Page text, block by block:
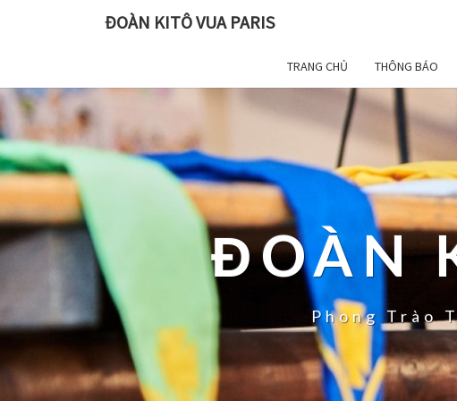
ĐOÀN KITÔ VUA PARIS
TRANG CHỦ THÔNG BÁO
ĐOÀN
Phong Trào